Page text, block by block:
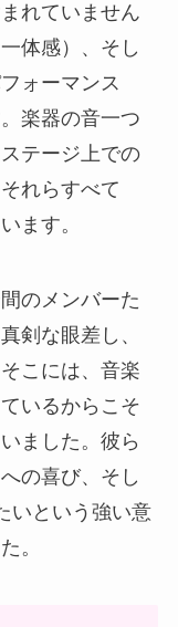
れていません
体感）、そし
ォーマンス
楽器の音一つ
テージ上での
れらすべて
ます。
のメンバーた
剣な眼差し、
こには、音楽
いるからこそ
ました。彼ら
の喜び、そし
いという強い意
。